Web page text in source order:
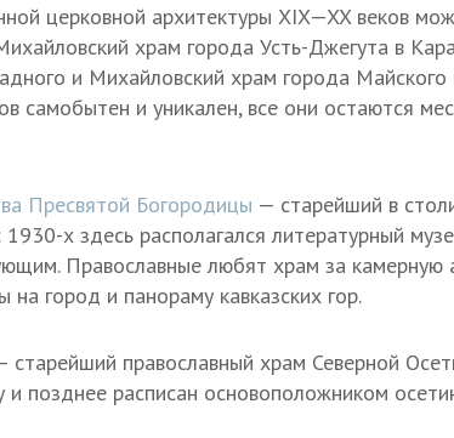
церковной архитектуры XIX—XX веков
храм города Усть-Джегута в
и Михайловский храм города
самобытен и уникален, все они остаются
Пресвятой Богородицы — старейший в
х здесь располагался литературный
Православные любят храм за камерную
город и панораму кавказских гор.
старейший православный храм Северной
и позднее расписан основоположником